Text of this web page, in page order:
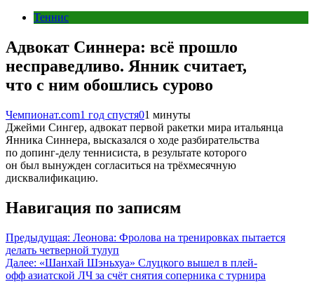
Теннис
Адвокат Синнера: всё прошло
несправедливо. Янник считает,
что с ним обошлись сурово
Чемпионат.com1 год спустя01 минуты
Джейми Сингер, адвокат первой ракетки мира итальянца
Янника Синнера, высказался о ходе разбирательства
по допинг-делу теннисиста, в результате которого
он был вынужден согласиться на трёхмесячную
дисквалификацию.
Навигация по записям
Предыдущая: Леонова: Фролова на тренировках пытается
делать четверной тулуп
Далее: «Шанхай Шэньхуа» Слуцкого вышел в плей-
офф азиатской ЛЧ за счёт снятия соперника с турнира